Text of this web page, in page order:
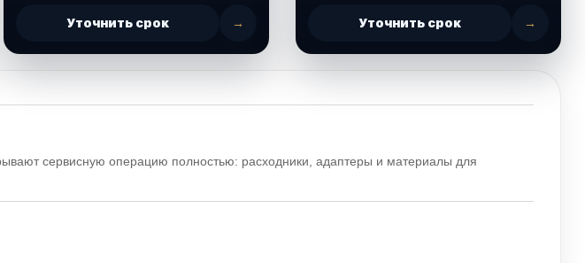
Уточнить срок → Уточнить срок →
сервисную операцию полностью: расходники, адаптеры и материалы для